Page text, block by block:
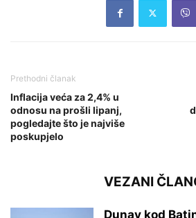
Prethodni članak
Inflacija veća za 2,4% u
odnosu na prošli lipanj,
pogledajte što je najviše
poskupjelo
VEZANI
Dunav kod